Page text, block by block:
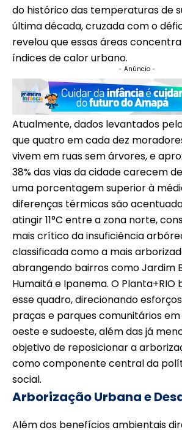
do histórico das temperaturas de
última década, cruzada com o
revelou que essas áreas
índices de calor urbano.
- Anúncio -
Atualmente, dados levantados
que quatro em cada dez
vivem em ruas sem árvores, e
38% das vias da cidade carecem
uma porcentagem superior à
diferenças térmicas são
atingir 11°C entre a zona norte,
mais crítico da insuficiência
classificada como a mais
abrangendo bairros como Jardim
Humaitá e Ipanema. O
esse quadro, direcionando
praças e parques comunitários
oeste e sudoeste, além das já
objetivo de reposicionar a
como componente central da
social.
Arborização Urbana e
Além dos benefícios ambientais